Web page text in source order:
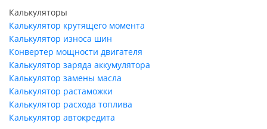
Калькуляторы
Калькулятор крутящего момента
Калькулятор износа шин
Конвертер мощности двигателя
Калькулятор заряда аккумулятора
Калькулятор замены масла
Калькулятор растаможки
Калькулятор расхода топлива
Калькулятор автокредита